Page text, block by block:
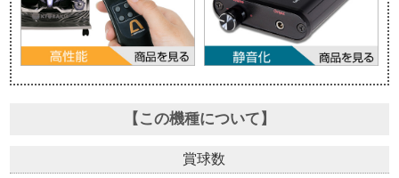
【この機種について】
賞球数